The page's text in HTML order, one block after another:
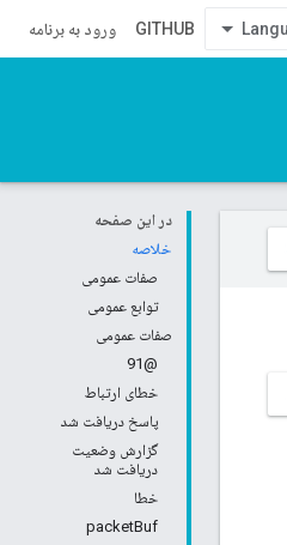
GITHUB ورود به برنامه
در این صفحه
خلاصه
صفات عمومی
توابع عمومی
صفات عمومی
@91
خطای ارتباط
پاسخ دریافت شد
گزارش وضعیت
دریافت شد
خطا
packetBuf